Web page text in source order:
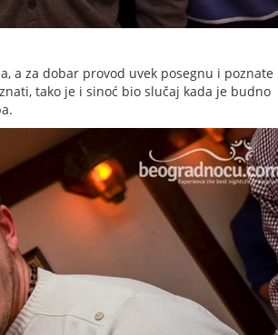
a za dobar provod uvek posegnu i poznate
tako je i sinoć bio slučaj kada je budno